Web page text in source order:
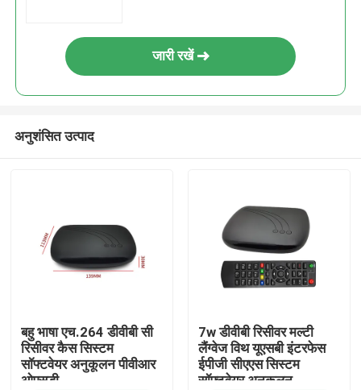
जारी रखें
अनुशंसित उत्पाद
बहु भाषा एच.264 डीवीबी सी
रिसीवर कैस सिस्टम
सॉफ्टवेयर अनुकूलन पीवीआर
ओएसडी
7w डीवीबी रिसीवर मल्टी
लैंग्वेज विथ यूएसबी इंटरफेस
ईपीजी सीएएस सिस्टम
सॉफ्टवेयर अनुकूलन